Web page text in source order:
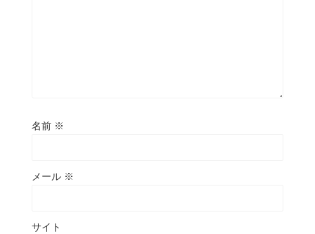
名前 ※
メール ※
サイト